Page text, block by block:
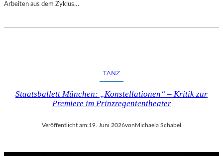
Arbeiten aus dem Zyklus…
TANZ
Staatsballett München: „Konstellationen“ – Kritik zur
Premiere im Prinzregententheater
Veröffentlicht am:19. Juni 2026vonMichaela Schabel